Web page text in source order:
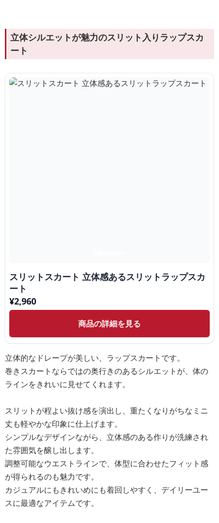
立体シルエットが魅力のスリット入りラップスカ
ート
スリットスカート 立体感あるスリットラップスカ
ート
¥2,960
商品の詳細を見る
立体的なドレープが美しい、ラップスカートです。
巻きスカートならではの奥行きのあるシルエットが、体の
ラインをきれいに見せてくれます。
スリットが程よい抜け感を演出し、重たくなりがちなミニ
丈も軽やかな印象に仕上げます。
シンプルなデザインながら、立体感のある作りが洗練され
た雰囲気を醸し出します。
調整可能なウエストラインで、体型に合わせたフィット感
が得られるのも魅力です。
カジュアルにもきれいめにも着回しやすく、デイリーユー
スに最適なアイテムです。